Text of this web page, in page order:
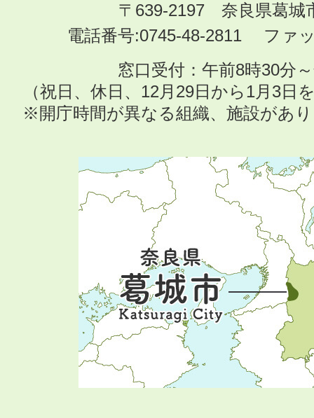
〒639-2197 奈良県葛城
電話番号:0745-48-2811 ファ
窓口受付：午前8時30分
（祝日、休日、12月29日から1月3日
※開庁時間が異なる組織、施設があ